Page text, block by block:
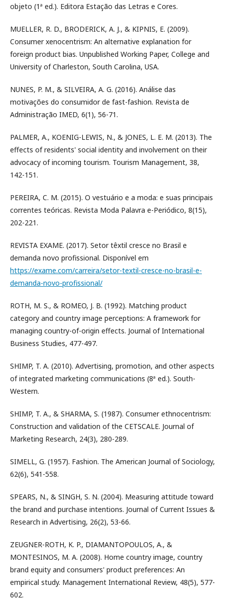
objeto (1ª ed.). Editora Estação das Letras e Cores.
MUELLER, R. D., BRODERICK, A. J., & KIPNIS, E. (2009).
Consumer xenocentrism: An alternative explanation for
foreign product bias. Unpublished Working Paper, College and
University of Charleston, South Carolina, USA.
NUNES, P. M., & SILVEIRA, A. G. (2016). Análise das
motivações do consumidor de fast-fashion. Revista de
Administração IMED, 6(1), 56-71.
PALMER, A., KOENIG-LEWIS, N., & JONES, L. E. M. (2013). The
effects of residents' social identity and involvement on their
advocacy of incoming tourism. Tourism Management, 38,
142-151.
PEREIRA, C. M. (2015). O vestuário e a moda: e suas principais
correntes teóricas. Revista Moda Palavra e-Periódico, 8(15),
202-221.
REVISTA EXAME. (2017). Setor têxtil cresce no Brasil e
demanda novo profissional. Disponível em
https://exame.com/carreira/setor-textil-cresce-no-brasil-e-
demanda-novo-profissional/
ROTH, M. S., & ROMEO, J. B. (1992). Matching product
category and country image perceptions: A framework for
managing country-of-origin effects. Journal of International
Business Studies, 477-497.
SHIMP, T. A. (2010). Advertising, promotion, and other aspects
of integrated marketing communications (8ª ed.). South-
Western.
SHIMP, T. A., & SHARMA, S. (1987). Consumer ethnocentrism:
Construction and validation of the CETSCALE. Journal of
Marketing Research, 24(3), 280-289.
SIMELL, G. (1957). Fashion. The American Journal of Sociology,
62(6), 541-558.
SPEARS, N., & SINGH, S. N. (2004). Measuring attitude toward
the brand and purchase intentions. Journal of Current Issues &
Research in Advertising, 26(2), 53-66.
ZEUGNER-ROTH, K. P., DIAMANTOPOULOS, A., &
MONTESINOS, M. A. (2008). Home country image, country
brand equity and consumers' product preferences: An
empirical study. Management International Review, 48(5), 577-
602.